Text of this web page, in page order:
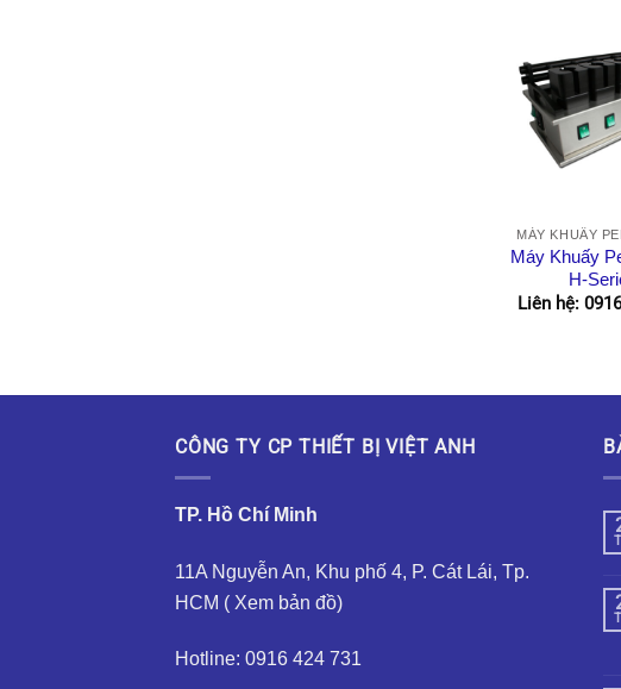
MÁY KHUẤY
Máy Khuấy
H-
Liên hệ:
CÔNG TY CP THIẾT BỊ VIỆT ANH
TP. Hồ Chí Minh
11A Nguyễn An, Khu phố 4, P. Cát Lái, Tp.
HCM ( Xem bản đồ)
Hotline: 0916 424 731